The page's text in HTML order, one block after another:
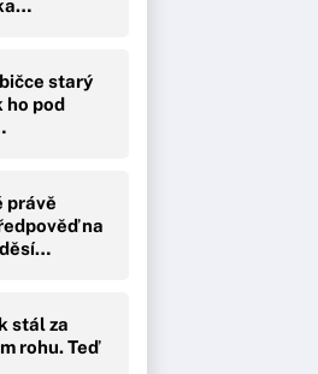
starý
ho pod
právě
na
stál za
rohu. Teď